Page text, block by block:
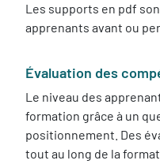
Les supports en pdf
apprenants avant ou
Évaluation des
Le niveau des
formation grâce à un
positionnement. Des
tout au long de la